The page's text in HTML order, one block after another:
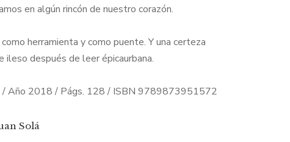
en algún rincón de nuestro corazón.
herramienta y como puente. Y una certeza
ileso después de leer épicaurbana.
/ Año 2018 / Págs. 128 / ISBN 9789873951572
Solá